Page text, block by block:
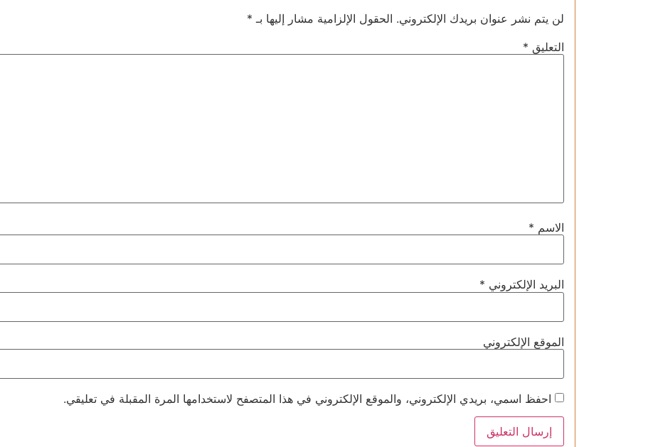
لن يتم نشر عنوان بريدك الإلكتروني. الحقول الإلزامية مشار إليها بـ *
التعليق *
الاسم *
البريد الإلكتروني *
الموقع الإلكتروني
احفظ اسمي، بريدي الإلكتروني، والموقع الإلكتروني في هذا المتصفح لاستخدامها المرة المقبلة في تعليقي.